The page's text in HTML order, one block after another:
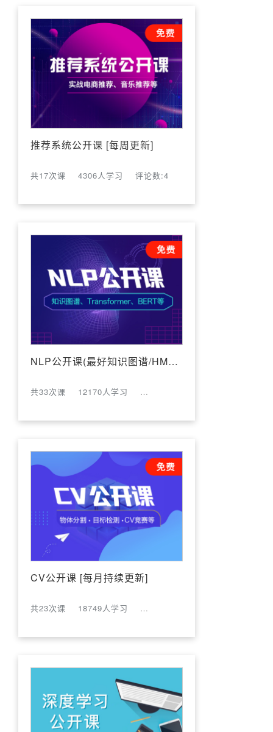
推荐系统公开课 [每周更新]
共17次课 4306人学习 评论数:4
NLP公开课(最好知识图谱/HMM/CRF/BERT)
共33次课 12170人学习 评论数:20
CV公开课 [每月持续更新]
共23次课 18749人学习 评论数:19